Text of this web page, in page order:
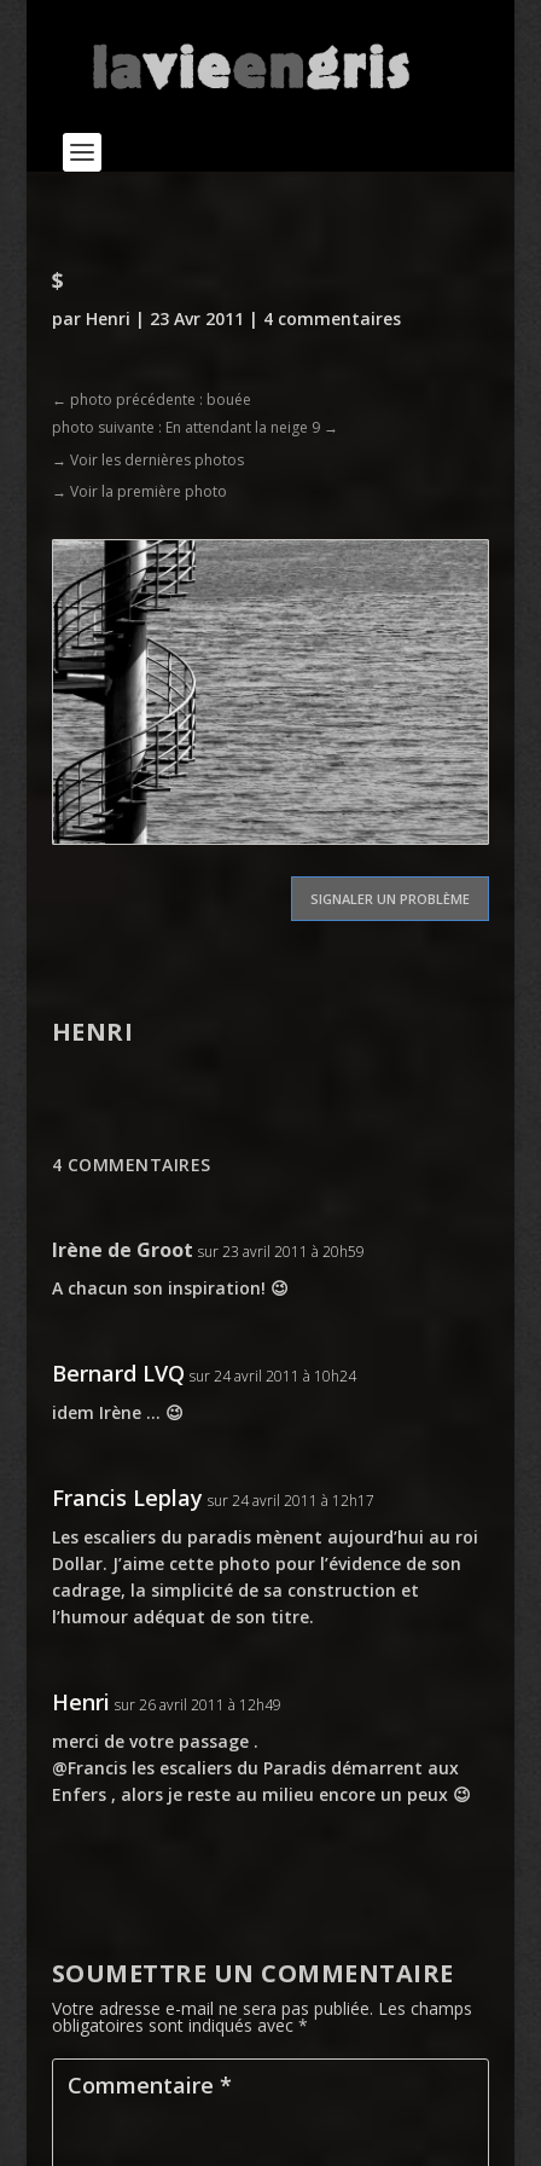
$
par Henri | 23 Avr 2011 | 4 commentaires
← photo précédente : bouée
photo suivante : En attendant la neige 9→
→ Voir les dernières photos
→ Voir la première photo
SIGNALER UN PROBLÈME
HENRI
4 COMMENTAIRES
Irène de Groot sur 23 avril 2011 à 20h59
A chacun son inspiration! 😉
Bernard LVQ sur 24 avril 2011 à 10h24
idem Irène … 😉
Francis Leplay sur 24 avril 2011 à 12h17
Les escaliers du paradis mènent aujourd’hui au roi
Dollar. J’aime cette photo pour l’évidence de son
cadrage, la simplicité de sa construction et
l’humour adéquat de son titre.
Henri sur 26 avril 2011 à 12h49
merci de votre passage .
@Francis les escaliers du Paradis démarrent aux
Enfers , alors je reste au milieu encore un peux 😉
SOUMETTRE UN COMMENTAIRE
Votre adresse e-mail ne sera pas publiée. Les champs
obligatoires sont indiqués avec *